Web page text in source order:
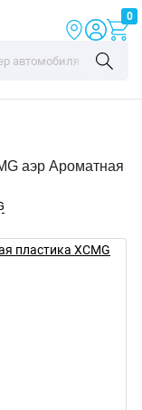
0
аэр Ароматная